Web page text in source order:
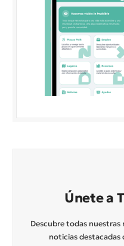
Únete a
Descubre todas
noticias